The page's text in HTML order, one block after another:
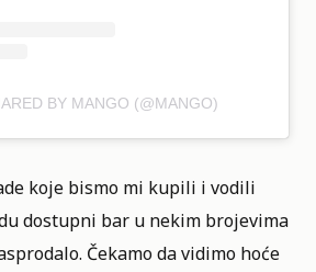
BY MANGO (@MANGO)
koje bismo mi kupili i vodili
dostupni bar u nekim brojevima
Čekamo da vidimo hoće